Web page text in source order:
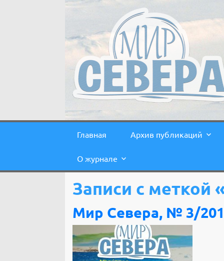
Главная Архив публикаций
О журнале
Записи с меткой
Мир Севера, № 3/